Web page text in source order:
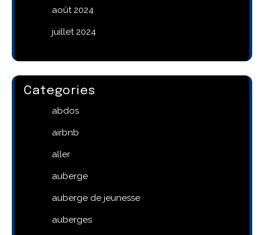
août 2024
juillet 2024
Categories
abdos
airbnb
aller
auberge
auberge de jeunesse
auberges